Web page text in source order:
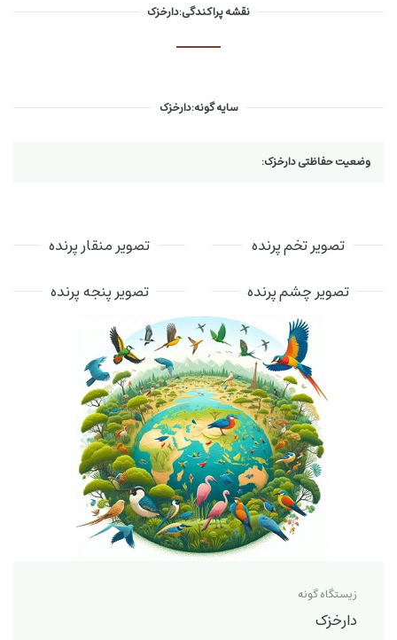
نقشه پراکندگی:دارخزک
سایه گونه:دارخزک
وضعیت حفاظتی دارخزک:
تصویر تخم پرنده
تصویر منقار پرنده
تصویر چشم پرنده
تصویر پنجه پرنده
زیستگاه گونه
دارخزک